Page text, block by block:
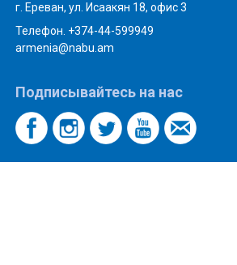
г. Ереван, ул. Исаакян 18, офис 3
Телефон. +374-44-599949
armenia@nabu.am
Подписывайтесь на нас